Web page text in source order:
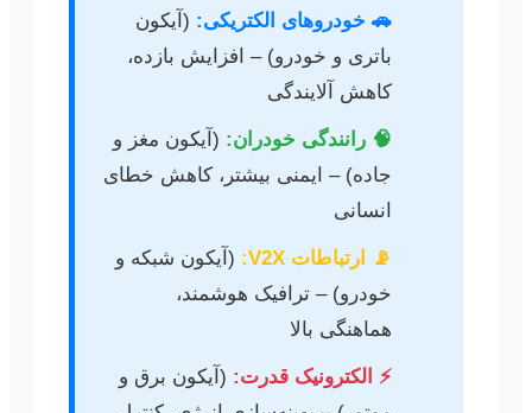
🚗 خودروهای الکتریکی: (آیکون
باتری و خودرو) – افزایش بازده،
کاهش آلایندگی
🧠 رانندگی خودران: (آیکون مغز و
جاده) – ایمنی بیشتر، کاهش خطای
انسانی
📡 ارتباطات V2X:
(آیکون شبکه و
خودرو) – ترافیک هوشمند،
هماهنگی بالا
⚡️ الکترونیک قدرت: (آیکون برق و